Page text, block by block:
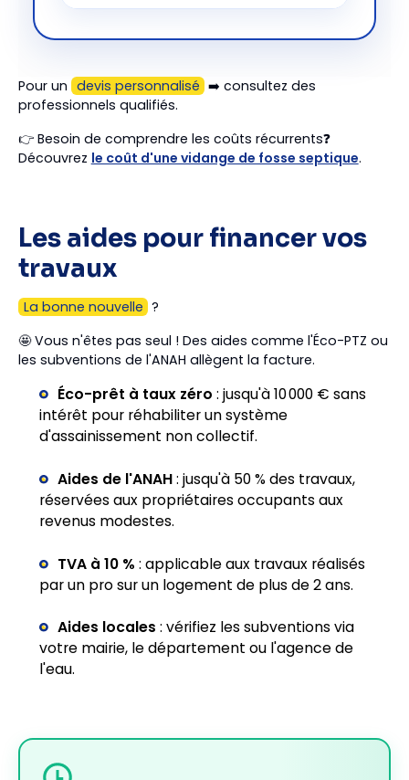
Pour un devis personnalisé ➡️ consultez des
professionnels qualifiés.
👉 Besoin de comprendre les coûts récurrents❓
Découvrez le coût d'une vidange de fosse septique.
Les aides pour financer vos
travaux
La bonne nouvelle ?
🤩 Vous n'êtes pas seul ! Des aides comme l'Éco-PTZ ou
les subventions de l'ANAH allègent la facture.
Éco-prêt à taux zéro : jusqu'à 10 000 € sans
intérêt pour réhabiliter un système
d'assainissement non collectif.
Aides de l'ANAH: jusqu'à 50 % des travaux,
réservées aux propriétaires occupants aux
revenus modestes.
TVA à 10 % : applicable aux travaux réalisés
par un pro sur un logement de plus de 2 ans.
Aides locales : vérifiez les subventions via
votre mairie, le département ou l'agence de
l'eau.